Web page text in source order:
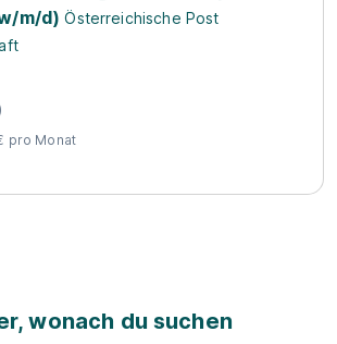
m/d) Österreichische Post
pro Monat
wonach du suchen